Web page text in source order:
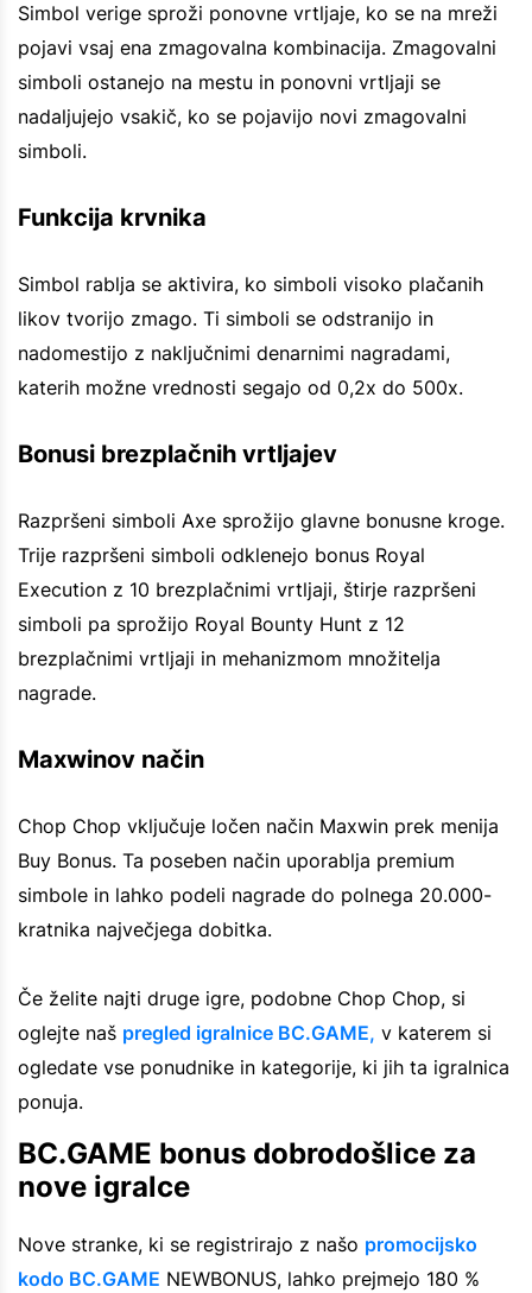
Simbol verige sproži ponovne vrtljaje, ko se na mreži
pojavi vsaj ena zmagovalna kombinacija. Zmagovalni
simboli ostanejo na mestu in ponovni vrtljaji se
nadaljujejo vsakič, ko se pojavijo novi zmagovalni
simboli.
Funkcija krvnika
Simbol rablja se aktivira, ko simboli visoko plačanih
likov tvorijo zmago. Ti simboli se odstranijo in
nadomestijo z naključnimi denarnimi nagradami,
katerih možne vrednosti segajo od 0,2x do 500x.
Bonusi brezplačnih vrtljajev
Razpršeni simboli Axe sprožijo glavne bonusne kroge.
Trije razpršeni simboli odklenejo bonus Royal
Execution z 10 brezplačnimi vrtljaji, štirje razpršeni
simboli pa sprožijo Royal Bounty Hunt z 12
brezplačnimi vrtljaji in mehanizmom množitelja
nagrade.
Maxwinov način
Chop Chop vključuje ločen način Maxwin prek menija
Buy Bonus. Ta poseben način uporablja premium
simbole in lahko podeli nagrade do polnega 20.000-
kratnika največjega dobitka.
Če želite najti druge igre, podobne Chop Chop, si
oglejte naš pregled igralnice BC.GAME, v katerem si
ogledate vse ponudnike in kategorije, ki jih ta igralnica
ponuja.
BC.GAME bonus dobrodošlice za
nove igralce
Nove stranke, ki se registrirajo z našo promocijsko
kodo BC.GAME NEWBONUS, lahko prejmejo 180 %